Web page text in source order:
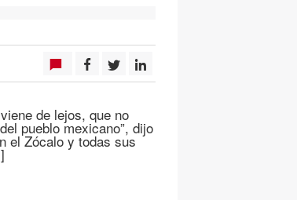
de lejos, que no
pueblo mexicano”, dijo
el Zócalo y todas sus